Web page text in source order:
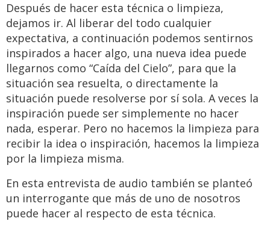
Después de hacer esta técnica o limpieza,
dejamos ir. Al liberar del todo cualquier
expectativa, a continuación podemos sentirnos
inspirados a hacer algo, una nueva idea puede
llegarnos como “Caída del Cielo”, para que la
situación sea resuelta, o directamente la
situación puede resolverse por sí sola. A veces la
inspiración puede ser simplemente no hacer
nada, esperar. Pero no hacemos la limpieza para
recibir la idea o inspiración, hacemos la limpieza
por la limpieza misma.
En esta entrevista de audio también se planteó
un interrogante que más de uno de nosotros
puede hacer al respecto de esta técnica.